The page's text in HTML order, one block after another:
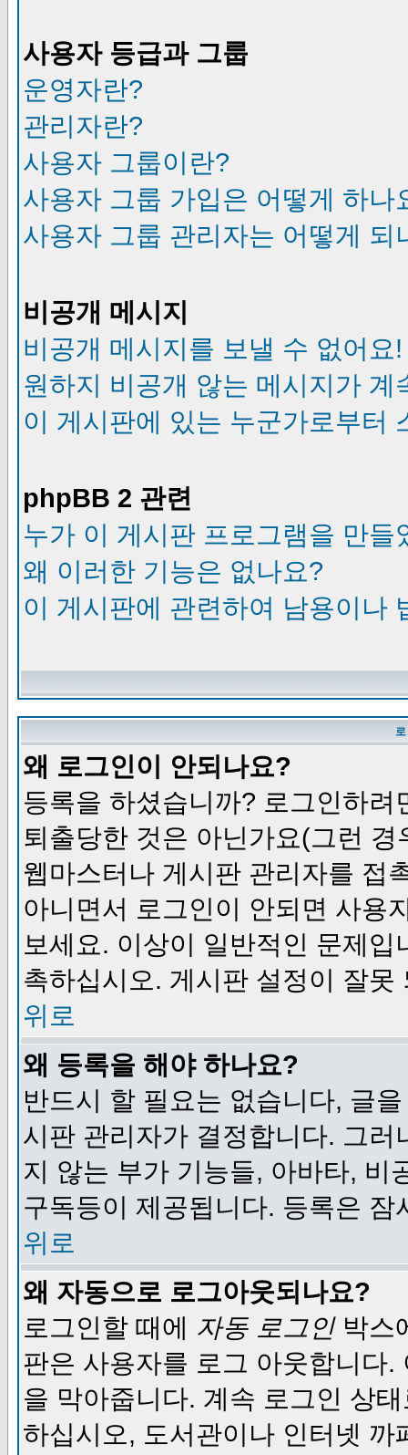
사용자 등급과 그룹
운영자란?
관리자란?
사용자 그룹이란?
사용자 그룹 가입은 어떻게 하나
사용자 그룹 관리자는 어떻게 되
비공개 메시지
비공개 메시지를 보낼 수 없어요!
원하지 비공개 않는 메시지가 계
이 게시판에 있는 누군가로부터
phpBB 2 관련
누가 이 게시판 프로그램을 만들
왜 이러한 기능은 없나요?
이 게시판에 관련하여 남용이나
왜 로그인이 안되나요?
등록을 하셨습니까? 로그인하
퇴출당한 것은 아닌가요(그런
웹마스터나 게시판 관리자를 접
아니면서 로그인이 안되면 사용
보세요. 이상이 일반적인 문제
촉하십시오. 게시판 설정이 잘못
위로
왜 등록을 해야 하나요?
반드시 할 필요는 없습니다, 글
시판 관리자가 결정합니다. 그
지 않는 부가 기능들, 아바타, 비
구독등이 제공됩니다. 등록은
위로
왜 자동으로 로그아웃되나요?
로그인할 때에 자동 로그인박스
판은 사용자를 로그 아웃합니다
을 막아줍니다. 계속 로그인 상
하십시오, 도서관이나 인터넷